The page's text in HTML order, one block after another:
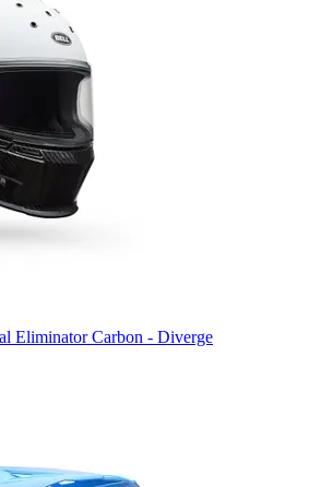
Eliminator Carbon - Diverge